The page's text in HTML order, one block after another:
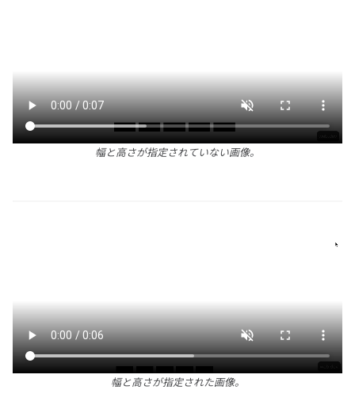
幅と高さが指定されていない画像。
幅と高さが指定された画像。